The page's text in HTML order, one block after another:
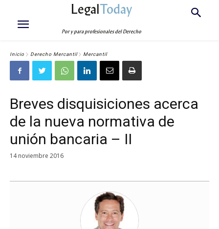
LegalToday
Por y para profesionales del Derecho
Inicio Derecho Mercantil Mercantil
Breves disquisiciones acerca
de la nueva normativa de
unión bancaria – II
14 noviembre 2016